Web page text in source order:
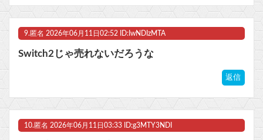
9. 匿名 2026年06月11日02:52 ID:IwNDIzMTA
Switch2じゃ売れないだろうな
返信
10. 匿名 2026年06月11日03:33 ID:g3MTY3NDI